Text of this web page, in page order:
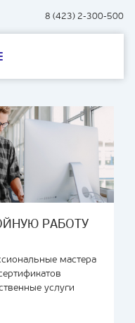
8 (423) 2-300-500
РАБОТУ
мастера
услуги